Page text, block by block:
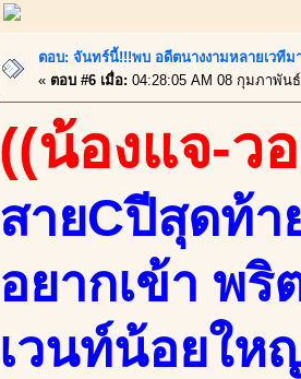
ตอบ: จันทร์นี้!!!พบ อดีตนางงามหลายเวที
« ตอบ #6 เมื่อ: 04:28:05 AM 08 กุมภาพัน
((น้องแจ-ว
สายCปีสุดท้
อยากเข้า พริ
เวนท์น้อยให